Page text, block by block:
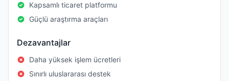
Kapsamlı ticaret platformu
Güçlü araştırma araçları
Dezavantajlar
Daha yüksek işlem ücretleri
Sınırlı uluslararası destek